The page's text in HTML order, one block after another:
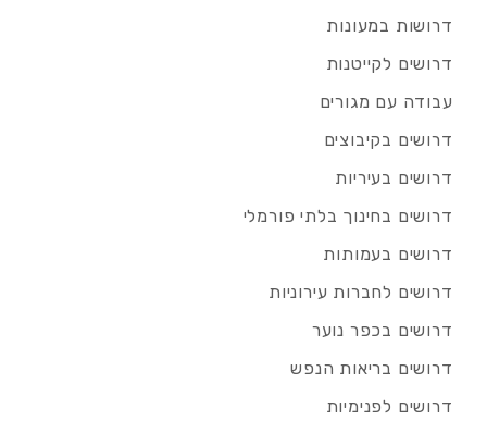
דרושות במעונות
דרושים לקייטנות
עבודה עם מגורים
דרושים בקיבוצים
דרושים בעיריות
דרושים בחינוך בלתי פורמלי
דרושים בעמותות
דרושים לחברות עירוניות
דרושים בכפר נוער
דרושים בריאות הנפש
דרושים לפנימיות